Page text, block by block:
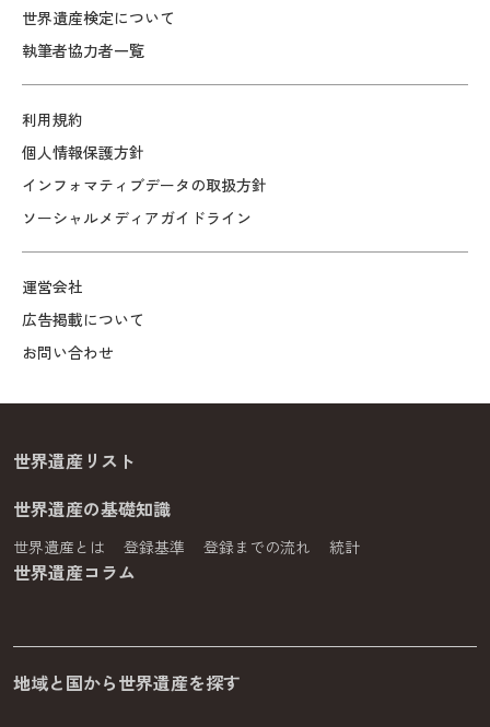
世界遺産検定について
執筆者協力者一覧
利用規約
個人情報保護方針
インフォマティブデータの取扱方針
ソーシャルメディアガイドライン
運営会社
広告掲載について
お問い合わせ
世界遺産リスト
世界遺産の基礎知識
世界遺産とは 登録基準 登録までの流れ 統計
世界遺産コラム
地域と国から世界遺産を探す